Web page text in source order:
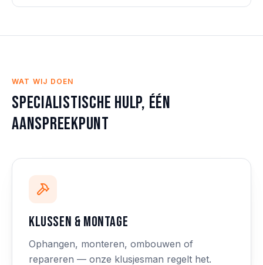
WAT WIJ DOEN
Specialistische hulp, één
aanspreekpunt
Klussen & montage
Ophangen, monteren, ombouwen of
repareren — onze klusjesman regelt het.